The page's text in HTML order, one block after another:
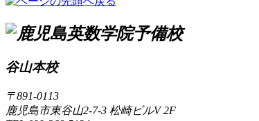
谷山本校
〒891-0113
鹿児島市東谷山2-7-3 松崎ビルV 2F